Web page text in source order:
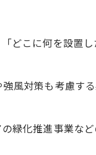
どこに何を設置し
風対策も考慮す
緑化推進事業な